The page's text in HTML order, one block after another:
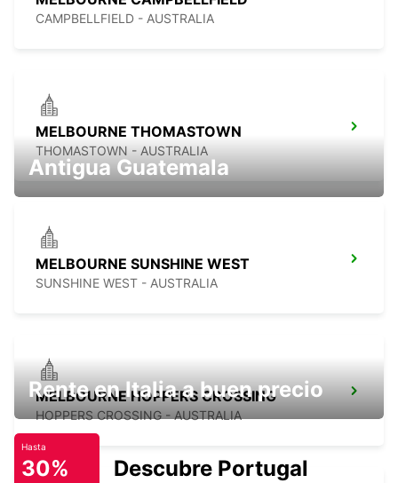
CAMPBELLFIELD - AUSTRALIA
MELBOURNE THOMASTOWN
THOMASTOWN - AUSTRALIA
MELBOURNE SUNSHINE WEST
SUNSHINE WEST - AUSTRALIA
MELBOURNE HOPPERS CROSSING
HOPPERS CROSSING - AUSTRALIA
Antigua Guatemala
Rente en Italia a buen precio
Hasta
30% Descubre Portugal